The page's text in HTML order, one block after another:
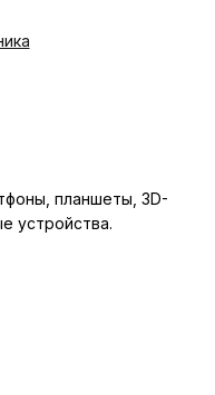
планшеты, 3D-
устройства.